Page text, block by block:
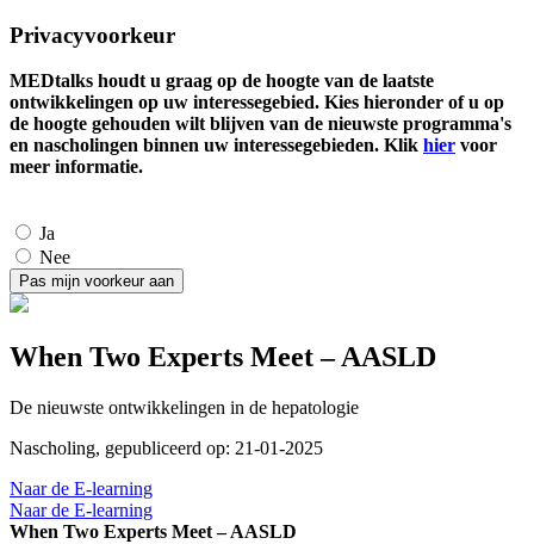
Privacyvoorkeur
MEDtalks houdt u graag op de hoogte van de laatste
ontwikkelingen op uw interessegebied. Kies hieronder of u op
de hoogte gehouden wilt blijven van de nieuwste programma's
en nascholingen binnen uw interessegebieden. Klik hier voor
meer informatie.
Ja
Nee
When Two Experts Meet – AASLD
De nieuwste ontwikkelingen in de hepatologie
Nascholing, gepubliceerd op: 21-01-2025
Naar de E-learning
Naar de E-learning
When Two Experts Meet – AASLD